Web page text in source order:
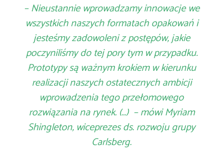
– Nieustannie wprowadzamy innowacje we
wszystkich naszych formatach opakowań i
jesteśmy zadowoleni z postępów, jakie
poczyniliśmy do tej pory tym w przypadku.
Prototypy są ważnym krokiem w kierunku
realizacji naszych ostatecznych ambicji
wprowadzenia tego przełomowego
rozwiązania na rynek. (…) – mówi Myriam
Shingleton, wiceprezes ds. rozwoju grupy
Carlsberg.